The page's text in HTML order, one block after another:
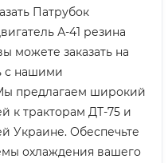
Патрубок
А-41 резина
можете заказать на
с нашими
предлагаем широкий
к тракторам ДТ-75 и
Украине. Обеспечьте
охлаждения вашего